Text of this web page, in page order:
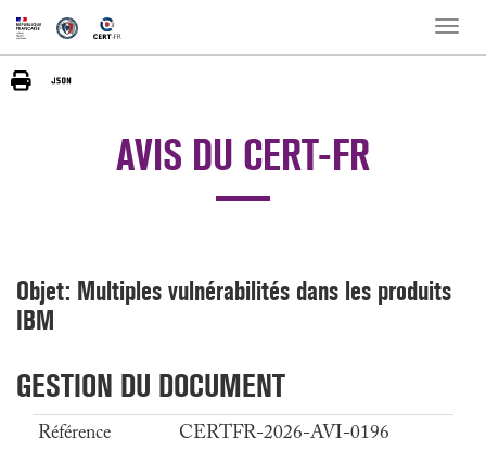
Toggle
AVIS DU CERT-FR
Objet: Multiples vulnérabilités dans les produits
IBM
GESTION DU DOCUMENT
Référence
CERTFR-2026-AVI-0196